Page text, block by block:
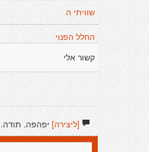
שוויתי ה
החלל הפנוי
קשור אלי
[ליצירה]יפהפה. תודה.